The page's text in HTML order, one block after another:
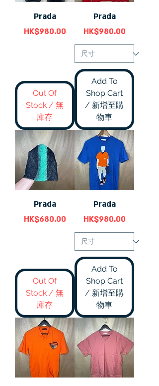
Prada
價格
HK$980.00
Out Of
Stock / 無
庫存
Prada
價格
HK$980.00
Add To
Shop Cart
/ 新增至購
物車
Prada
價格
HK$680.00
Out Of
Stock / 無
庫存
Prada
價格
HK$980.00
Add To
Shop Cart
/ 新增至購
物車